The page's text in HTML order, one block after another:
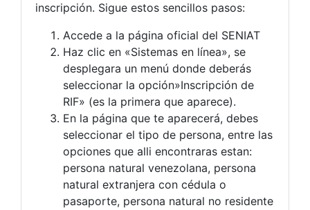
inscripción. Sigue estos sencillos pasos:
Accede a la página oficial del SENIAT
Haz clic en «Sistemas en línea», se
desplegara un menú donde deberás
seleccionar la opción»Inscripción de
RIF» (es la primera que aparece).
En la página que te aparecerá, debes
seleccionar el tipo de persona, entre las
opciones que alli encontraras estan:
persona natural venezolana, persona
natural extranjera con cédula o
pasaporte, persona natural no residente